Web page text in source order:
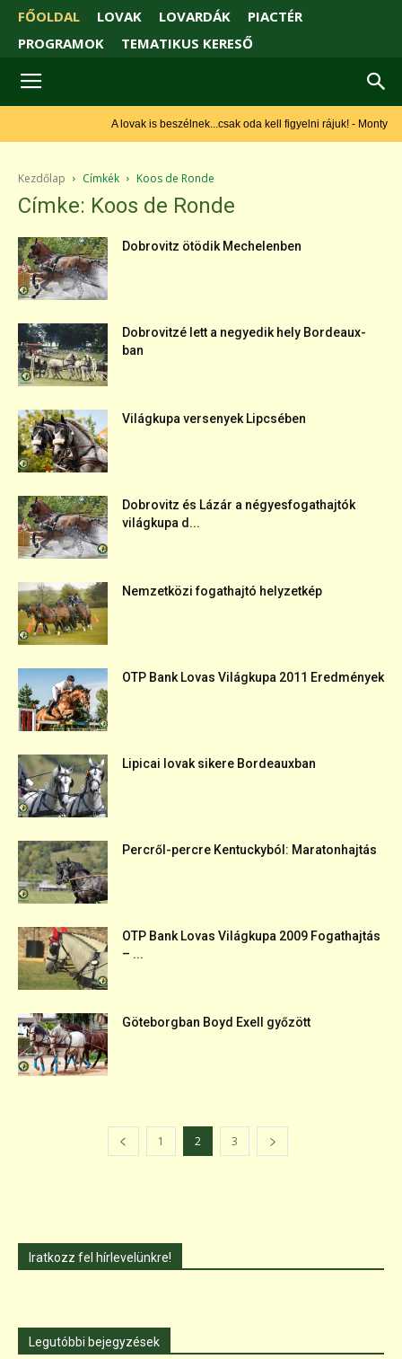
FŐOLDAL LOVAK LOVARDÁK
PIACTÉR
PROGRAMOK
TEMATIKUS KERESŐ
A lovak is beszélnek...csak oda kell figyelni rájuk! - Monty Roberts
Kezdőlap Címkék Koos de Ronde
Címke: Koos de Ronde
Dobrovitz ötödik Mechelenben
Dobrovitzé lett a negyedik hely Bordeaux-
ban
Világkupa versenyek Lipcsében
Dobrovitz és Lázár a négyesfogathajtók
világkupa d...
Nemzetközi fogathajtó helyzetkép
OTP Bank Lovas Világkupa 2011 Eredmények
Lipicai lovak sikere Bordeauxban
Percről-percre Kentuckyból: Maratonhajtás
OTP Bank Lovas Világkupa 2009 Fogathajtás
– ...
Göteborgban Boyd Exell győzött
1 2 3
Iratkozz fel hírlevelünkre!
Legutóbbi bejegyzések